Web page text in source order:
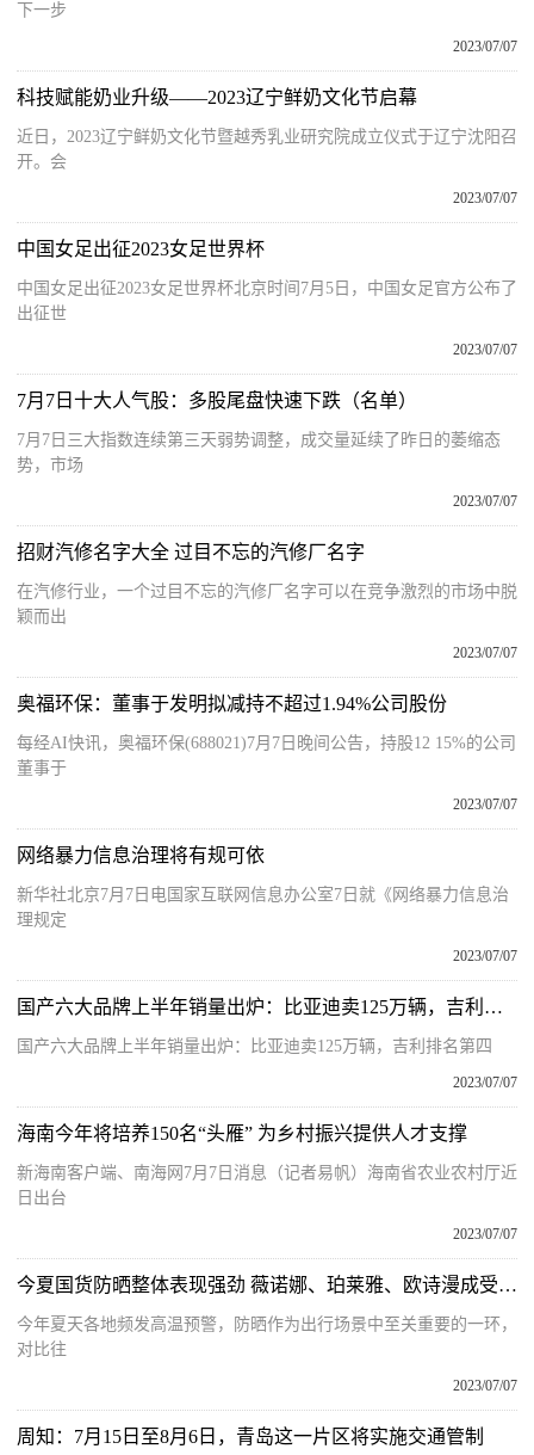
下一步
2023/07/07
科技赋能奶业升级——2023辽宁鲜奶文化节启幕
近日，2023辽宁鲜奶文化节暨越秀乳业研究院成立仪式于辽宁沈阳召
开。会
2023/07/07
中国女足出征2023女足世界杯
中国女足出征2023女足世界杯北京时间7月5日，中国女足官方公布了
出征世
2023/07/07
7月7日十大人气股：多股尾盘快速下跌（名单）
7月7日三大指数连续第三天弱势调整，成交量延续了昨日的萎缩态
势，市场
2023/07/07
招财汽修名字大全 过目不忘的汽修厂名字
在汽修行业，一个过目不忘的汽修厂名字可以在竞争激烈的市场中脱
颖而出
2023/07/07
奥福环保：董事于发明拟减持不超过1.94%公司股份
每经AI快讯，奥福环保(688021)7月7日晚间公告，持股12 15%的公司
董事于
2023/07/07
网络暴力信息治理将有规可依
新华社北京7月7日电国家互联网信息办公室7日就《网络暴力信息治
理规定
2023/07/07
国产六大品牌上半年销量出炉：比亚迪卖125万辆，吉利排名第四
国产六大品牌上半年销量出炉：比亚迪卖125万辆，吉利排名第四
2023/07/07
海南今年将培养150名“头雁” 为乡村振兴提供人才支撑
新海南客户端、南海网7月7日消息（记者易帆）海南省农业农村厅近
日出台
2023/07/07
今夏国货防晒整体表现强劲 薇诺娜、珀莱雅、欧诗漫成受欢迎品牌
今年夏天各地频发高温预警，防晒作为出行场景中至关重要的一环，
对比往
2023/07/07
周知：7月15日至8月6日，青岛这一片区将实施交通管制